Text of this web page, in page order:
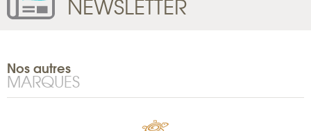
Nos autres
MARQUES